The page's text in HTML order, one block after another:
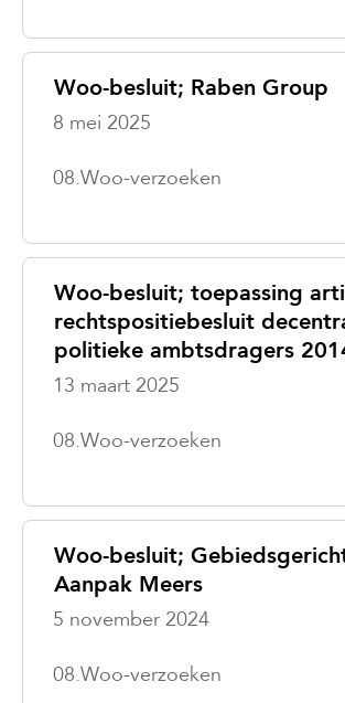
Woo-besluit; Raben Group
8 mei 2025
08.Woo-verzoeken
Woo-besluit; toepassing
rechtspositiebesluit
politieke ambtsdragers
13 maart 2025
08.Woo-verzoeken
Woo-besluit;
Aanpak Meers
5 november 2024
08.Woo-verzoeken